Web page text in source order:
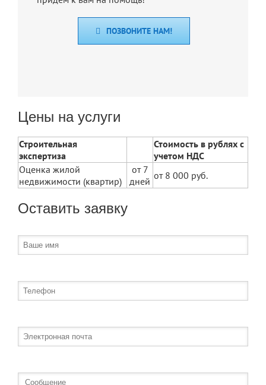
ПОЗВОНИТЕ НАМ!
Цены на услуги
Строительная
экспертиза
Стоимость в рублях с
учетом НДС
Оценка жилой
недвижимости (квартир)
от 7
дней от 8 000 руб.
Оставить заявку